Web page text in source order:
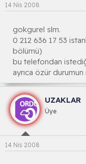
14 Nis 2008
gokgurel slm.
0 212 636 17 53
bölümü)
bu telefondan
ayrıca özür
UZAKLAR
Üye
14 Nis 2008